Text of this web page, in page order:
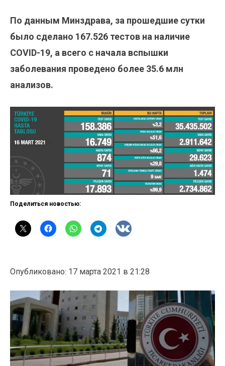
По данным Минздрава, за прошедшие сутки
было сделано 167.526 тестов на наличие
COVID-19, а всего с начала вспышки
заболевания проведено более 35.6 млн
анализов.
Поделиться новостью:
Опубликовано: 17 марта 2021 в 21:28